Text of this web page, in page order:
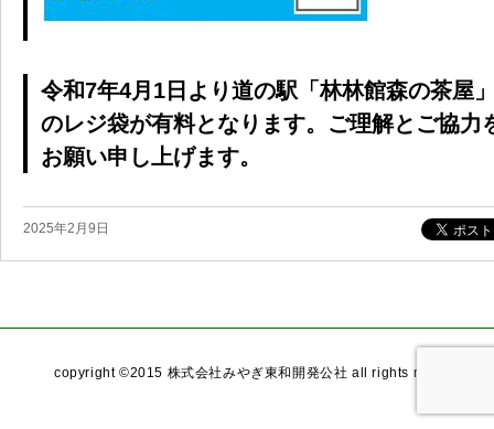
令和7年4月1日より道の駅「林林館森の茶屋
のレジ袋が有料となります。 ご理解とご協力
お願い申し上げます。
2025年2月9日
copyright ©2015 株式会社みやぎ東和開発公社 all rights reserved.